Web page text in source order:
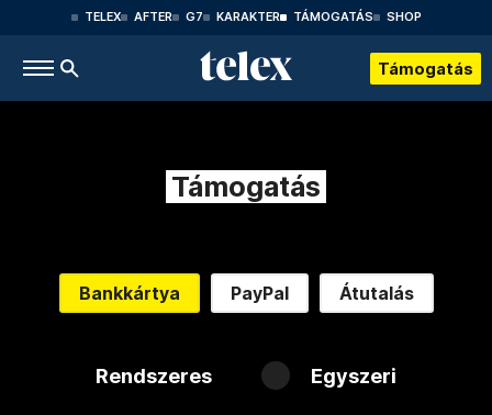
TELEX AFTER G7 KARAKTER TÁMOGATÁS SHOP
Támogatás
Támogatás
Bankkártya PayPal Átutalás
Rendszeres Egyszeri